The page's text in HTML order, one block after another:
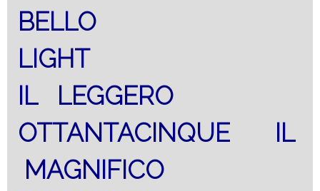
BELLO
LIGHT
IL LEGGERO
OTTANTACINQUE IL
MAGNIFICO